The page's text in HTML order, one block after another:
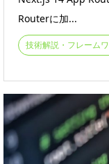
Routerに加...
技術解説・フレーム